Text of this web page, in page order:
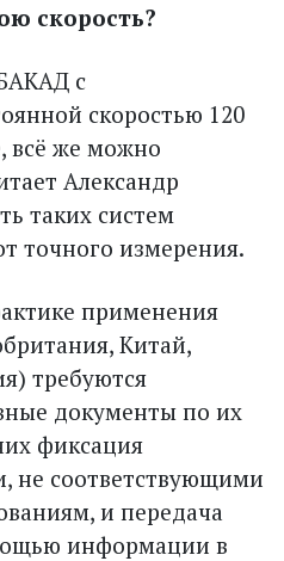
скорость?
с
скоростью 120
всё же можно
Александр
таких систем
точного измерения.
применения
Китай,
требуются
документы по их
фиксация
не соответствующими
и передача
информации в